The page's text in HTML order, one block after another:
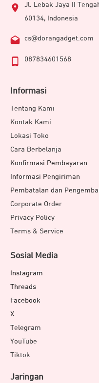
Jl. Lebak Jaya II
60134, Indonesia
cs@dorangadget.com
087834601568
Informasi
Tentang Kami
Kontak Kami
Lokasi Toko
Cara Berbelanja
Konfirmasi Pembayaran
Informasi Pengiriman
Pembatalan dan
Corporate Order
Privacy Policy
Terms & Service
Sosial Media
Instagram
Threads
Facebook
X
Telegram
YouTube
Tiktok
Jaringan